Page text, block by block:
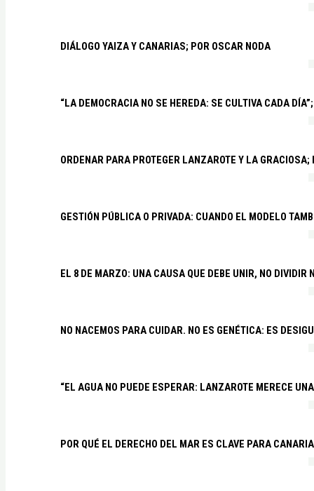
DIÁLOGO YAIZA Y CANARIAS; POR OSCAR NODA
“LA DEMOCRACIA NO SE HEREDA: SE CULTIVA CADA
ORDENAR PARA PROTEGER LANZAROTE Y LA
GESTIÓN PÚBLICA O PRIVADA: CUANDO EL MODELO
EL 8 DE MARZO: UNA CAUSA QUE DEBE UNIR, NO
NO NACEMOS PARA CUIDAR. NO ES GENÉTICA: ES
“EL AGUA NO PUEDE ESPERAR: LANZAROTE MERECE
POR QUÉ EL DERECHO DEL MAR ES CLAVE PARA